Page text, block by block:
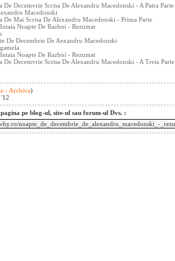
De Decemvrie Scrisa De Alexandru Macedonski - A Patra Parte
Macedonski
De Mai Scrisa De Alexandru Macedonski - Prima Parte
Noapte De Razboi - Rezumat
De Decembrie De Aexandru Macedonski
Noapte De Razboi - Rezumat
De Decemvrie Scrisa De Alexandru Macedonski - A Treia Parte
- Archiva)
'12
pe blog-ul, site-ul sau forum-ul Dvs. :